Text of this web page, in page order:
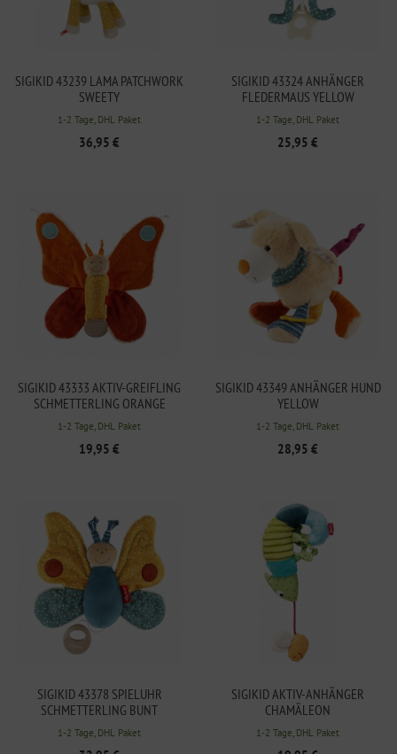
SIGIKID 43239 LAMA PATCHWORK
SWEETY
1-2 Tage, DHL Paket
36,95 €
SIGIKID 43324 ANHÄNGER
FLEDERMAUS YELLOW
1-2 Tage, DHL Paket
25,95 €
SIGIKID 43333 AKTIV-GREIFLING
SCHMETTERLING ORANGE
1-2 Tage, DHL Paket
19,95 €
SIGIKID 43349 ANHÄNGER HUND
YELLOW
1-2 Tage, DHL Paket
28,95 €
SIGIKID 43378 SPIELUHR
SCHMETTERLING BUNT
1-2 Tage, DHL Paket
SIGIKID AKTIV-ANHÄNGER
CHAMÄLEON
1-2 Tage, DHL Paket